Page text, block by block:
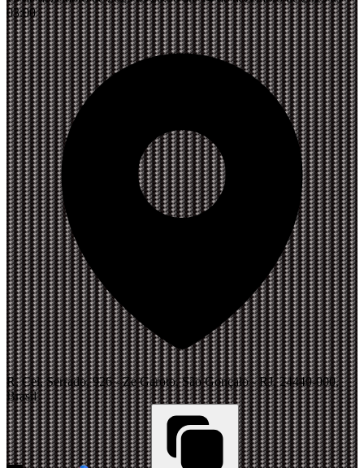
03:00
R. Cel. Serrado, 926 - Ze Garoto, São Gonçalo - RJ, 24440-000,
Brasil